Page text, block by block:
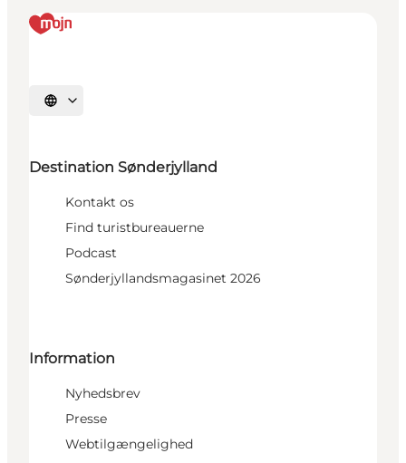
Vælg sprog
Destination Sønderjylland
Kontakt os
Find turistbureauerne
Podcast
Sønderjyllandsmagasinet 2026
Information
Nyhedsbrev
Presse
Webtilgængelighed